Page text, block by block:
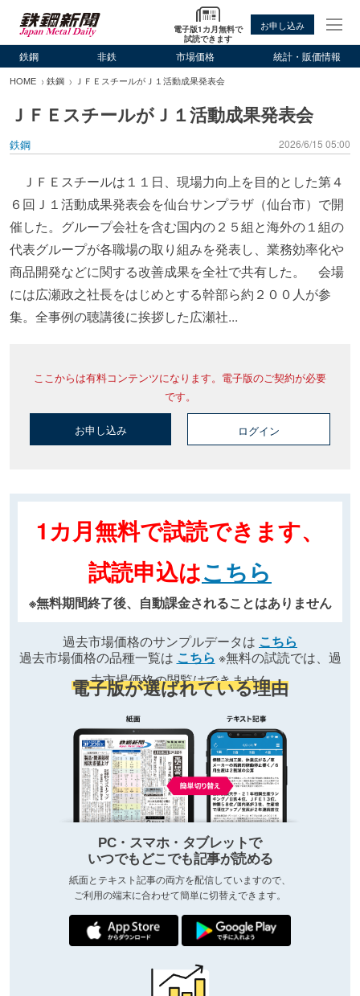
電子版1カ月無料で
試読できます
お申し込み
鉄鋼 非鉄 市場価格 統計・販価情報
HOME 鉄鋼 ＪＦＥスチールがＪ１活動成果発表会
ＪＦＥスチールがＪ１活動成果発表会
鉄鋼 2026/6/15 05:00
ＪＦＥスチールは１１日、現場力向上を目的とした第４
６回Ｊ１活動成果発表会を仙台サンプラザ（仙台市）で開
催した。グループ会社を含む国内の２５組と海外の１組の
代表グループが各職場の取り組みを発表し、業務効率化や
商品開発などに関する改善成果を全社で共有した。 会場
には広瀬政之社長をはじめとする幹部ら約２００人が参
集。全事例の聴講後に挨拶した広瀬社...
ここからは有料コンテンツになります。電子版のご契約が必要
です。
お申し込み ログイン
1カ月無料で試読できます、
試読申込はこちら
※無料期間終了後、自動課金されることはありません
過去市場価格のサンプルデータは こちら
過去市場価格の品種一覧は こちら ※無料の試読では、過
去市場価格の閲覧はできません
電子版が選ばれている理由
PC・スマホ・タブレットで
いつでもどこでも記事が読める
紙面とテキスト記事の両方を配信していますので、
ご利用の端末に合わせて簡単に切替えできます。